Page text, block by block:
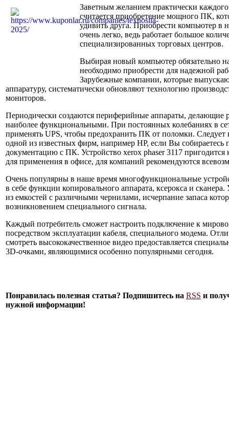
Заветным желанием практически
считается приобретение мощного ПК,
удивить друга. Приобрести компьютер в
очень легко, ведь работает большое
специализированных торговых центров.
Выбирая новый компьютер обязательно
необходимо приобрести для надежной
Зарубежные компании, которые
аппаратуру, систематически обновляют технологию
мониторов.
Периодически создаются периферийные аппараты, делающие
наиболее функциональными. При постоянных колебаниях в
применять UPS, чтобы предохранить ПК от поломки. Следует
одной из известных фирм, например HP, если Вы собираетесь
документацию с ПК. Устройство xerox phaser 3117 пригодится
для применения в офисе, для компаний рекомендуются
Очень популярны в наше время многофункциональные
в себе функции копировального аппарата, ксерокса и сканера.
из емкостей с различными чернилами, исчерпание запаса
возникновением специального сигнала.
Каждый потребитель сможет настроить подключение к
посредством эксплуатации кабеля, специального модема.
смотреть высококачественное видео предоставляется
3D-очками, являющимися особенно популярными сегодня.
Понравилась полезная статья? Подпишитесь на RSS и
нужной информации!